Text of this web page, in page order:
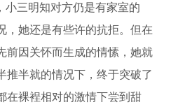
小三明知对方仍是有家室的
，她还是有些许的抗拒。但在
前因关怀而生成的情愫，她就
推半就的情况下，终于突破了
在裸裎相对的激情下尝到甜